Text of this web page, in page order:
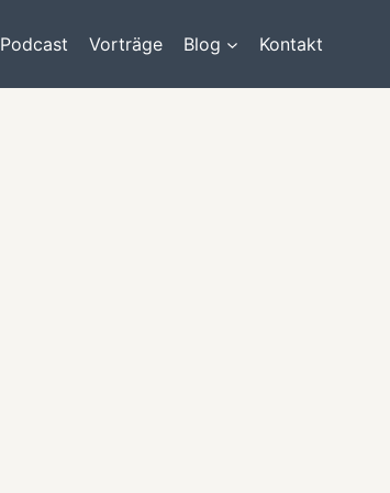
Podcast Vorträge Blog Kontakt